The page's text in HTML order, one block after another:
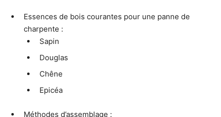
Essences de bois courantes pour une panne de
charpente :
Sapin
Douglas
Chêne
Epicéa
Méthodes d’assemblage :